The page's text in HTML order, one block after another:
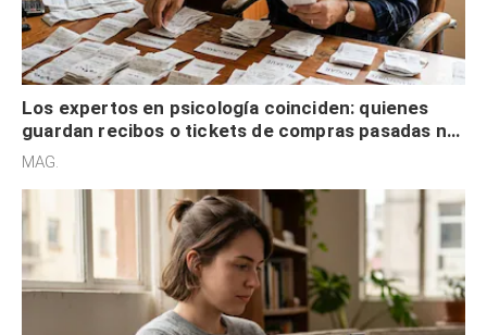
Los expertos en psicología coinciden: quienes
guardan recibos o tickets de compras pasadas no
son acumuladores, sino que tienen necesidad de
MAG.